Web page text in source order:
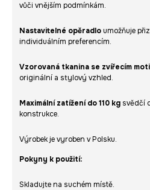
vůči vnějším podmínkám.
Nastavitelné opěradlo umožňuje
individuálním preferencím.
Vzorovaná tkanina se zvířecím
originální a stylový vzhled.
Maximální zatížení do 110 kg svědčí
konstrukce.
Výrobek je vyroben v Polsku.
Pokyny k použití:
Skladujte na suchém místě.